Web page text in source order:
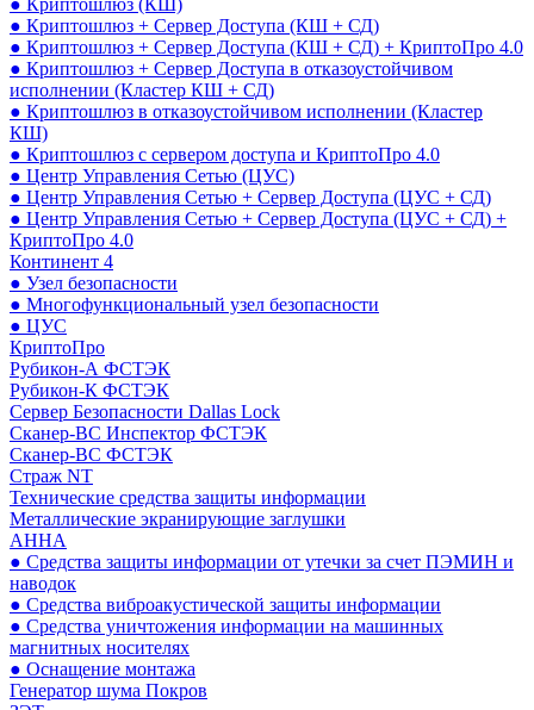
● Криптошлюз + Сервер Доступа (КШ + СД)
● Криптошлюз + Сервер Доступа (КШ + СД) + КриптоПро 4.0
● Криптошлюз + Сервер Доступа в отказоустойчивом
исполнении (Кластер КШ + СД)
● Криптошлюз в отказоустойчивом исполнении (Кластер
КШ)
● Криптошлюз с сервером доступа и КриптоПро 4.0
● Центр Управления Сетью (ЦУС)
● Центр Управления Сетью + Сервер Доступа (ЦУС + СД)
● Центр Управления Сетью + Сервер Доступа (ЦУС + СД) +
КриптоПро 4.0
Континент 4
● Узел безопасности
● Многофункциональный узел безопасности
● ЦУС
КриптоПро
Рубикон-А ФСТЭК
Рубикон-К ФСТЭК
Сервер Безопасности Dallas Lock
Сканер-ВС Инспектор ФСТЭК
Сканер-ВС ФСТЭК
Страж NT
Технические средства защиты информации
Металлические экранирующие заглушки
АННА
● Средства защиты информации от утечки за счет ПЭМИН и
наводок
● Средства виброакустической защиты информации
● Средства уничтожения информации на машинных
магнитных носителях
● Оснащение монтажа
Генератор шума Покров